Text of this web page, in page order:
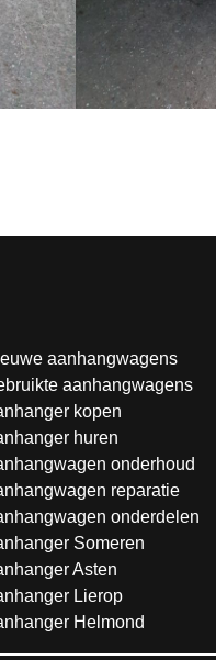
aanhangwagens
aanhangwagens
kopen
huren
onderhoud
reparatie
onderdelen
Someren
Asten
Lierop
Helmond